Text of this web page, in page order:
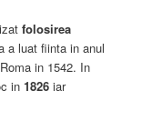
folosirea
a luat fiinta in anul
in 1542. In
in1826 iar